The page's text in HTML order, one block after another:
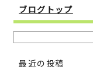
ブログトップ
最近の投稿